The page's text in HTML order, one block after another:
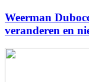
Weerman
veranderen en